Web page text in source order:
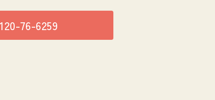
76-6259